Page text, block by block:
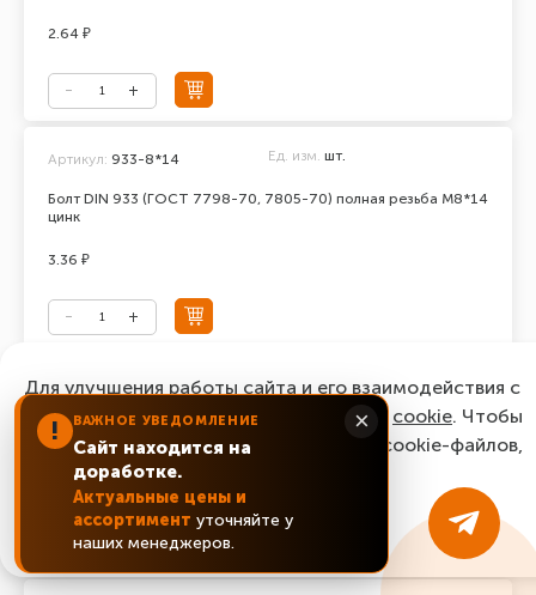
2.64 ₽
Болт DIN 933 (ГОСТ 7798-70, 7805-70) полная резьба М8*14
цинк
Артикул: 933-8*14 Ед. изм. шт.
3.36 ₽
Болт DIN 933 (ГОСТ 7798-70, 7805-70) полная резьба М8*16
цинк
Артикул: 933-8*16 Ед. изм. шт.
2.64 ₽
! ВАЖНОЕ УВЕДОМЛЕНИЕ
Сайт находится на
доработке.
Актуальные цены и
ассортимент уточняйте у
наших менеджеров.
×
Для улучшения работы сайта и его взаимодействия с
пользователями мы используем файлы cookie. Чтобы
согласиться с нашим использованием cookie-файлов,
нажмите “Ок, понятно!”
ОК, понятно!